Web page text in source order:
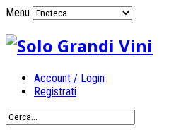
Menu
Account / Login
Registrati